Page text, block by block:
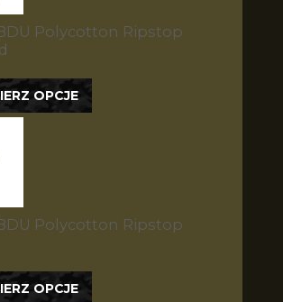
Polycotton Ripstop
OPCJE
Polycotton Ripstop
OPCJE